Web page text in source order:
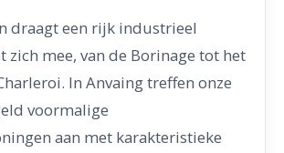
draagt een rijk industrieel
zich mee, van de Borinage tot het
In Anvaing treffen onze
voormalige
aan met karakteristieke